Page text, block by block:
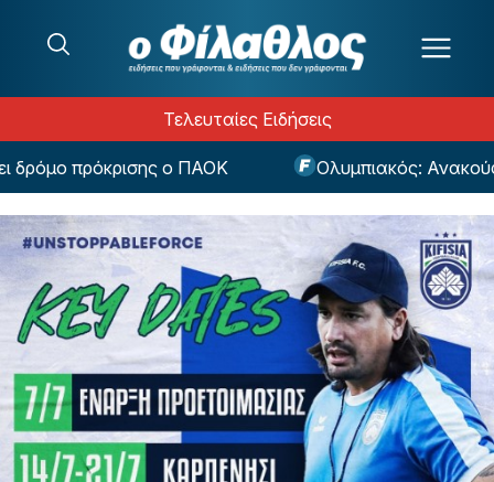
Τελευταίες Ειδήσεις
πρόκρισης ο ΠΑΟΚ Ολυμπιακός: